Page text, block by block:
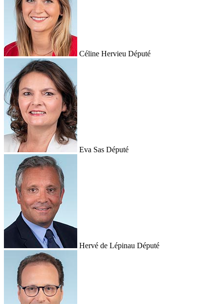
Céline Hervieu Député
Eva Sas Député
Hervé de Lépinau Député